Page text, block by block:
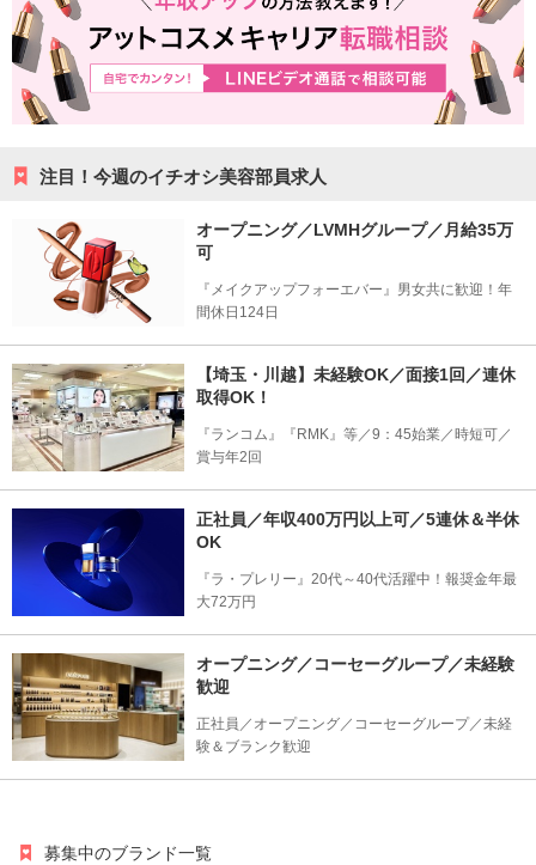
注目！今週のイチオシ美容部員求人
オープニング／LVMHグループ／月給35万
可
『メイクアップフォーエバー』男女共に歓迎！年
間休日124日
【埼玉・川越】未経験OK／面接1回／連休
取得OK！
『ランコム』『RMK』等／9：45始業／時短可／
賞与年2回
正社員／年収400万円以上可／5連休＆半休
OK
『ラ・プレリー』20代～40代活躍中！報奨金年最
大72万円
オープニング／コーセーグループ／未経験
歓迎
正社員／オープニング／コーセーグループ／未経
験＆ブランク歓迎
募集中のブランド一覧